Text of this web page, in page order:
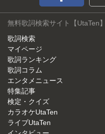
無料歌詞検索サイト【UtaTen】
歌詞検索
マイページ
歌詞ランキング
歌詞コラム
エンタメニュース
特集記事
検定・クイズ
カラオケUtaTen
ライブUtaTen